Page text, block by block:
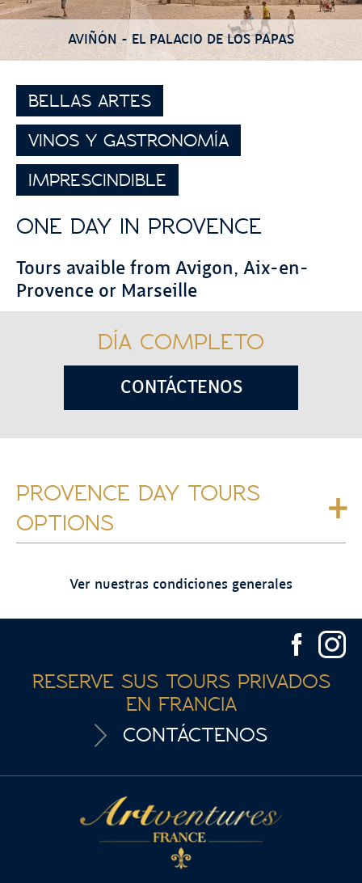
AVIÑÓN - EL PALACIO DE LOS PAPAS
BELLAS ARTES
VINOS Y GASTRONOMÍA
IMPRESCINDIBLE
ONE DAY IN PROVENCE
Tours avaible from Avigon, Aix-en-
Provence or Marseille
DÍA COMPLETO
CONTÁCTENOS
PROVENCE DAY TOURS
OPTIONS
Ver nuestras condiciones generales
RESERVE SUS TOURS PRIVADOS
EN FRANCIA
CONTÁCTENOS